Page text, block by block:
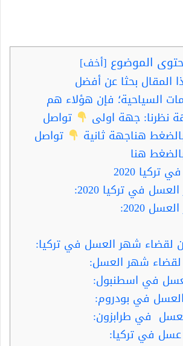
الموضوع [أخف]
المقال بحثا عن أفضل
السياحية؛ فإن هؤلاء هم
نظرنا: جهة اولى
تواصل
هناجهة ثانية
تواصل
هنا
2020
في تركيا 2020:
2020:
لقضاء شهر العسل في تركيا:
لقضاء شهر العسل:
عسل في تركيا: